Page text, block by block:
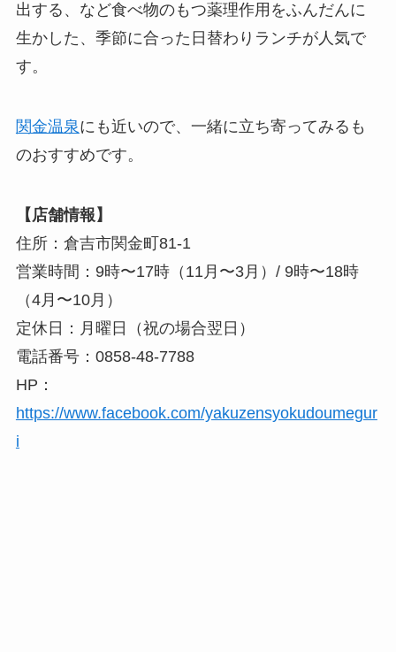
出する、など食べ物のもつ薬理作用をふんだんに
生かした、季節に合った日替わりランチが人気で
す。
関金温泉にも近いので、一緒に立ち寄ってみるも
のおすすめです。
【店舗情報】
住所：倉吉市関金町81-1
営業時間：9時〜17時（11月〜3月）/ 9時〜18時
（4月〜10月）
定休日：月曜日（祝の場合翌日）
電話番号：0858-48-7788
HP：
https://www.facebook.com/yakuzensyokudoumegur
i